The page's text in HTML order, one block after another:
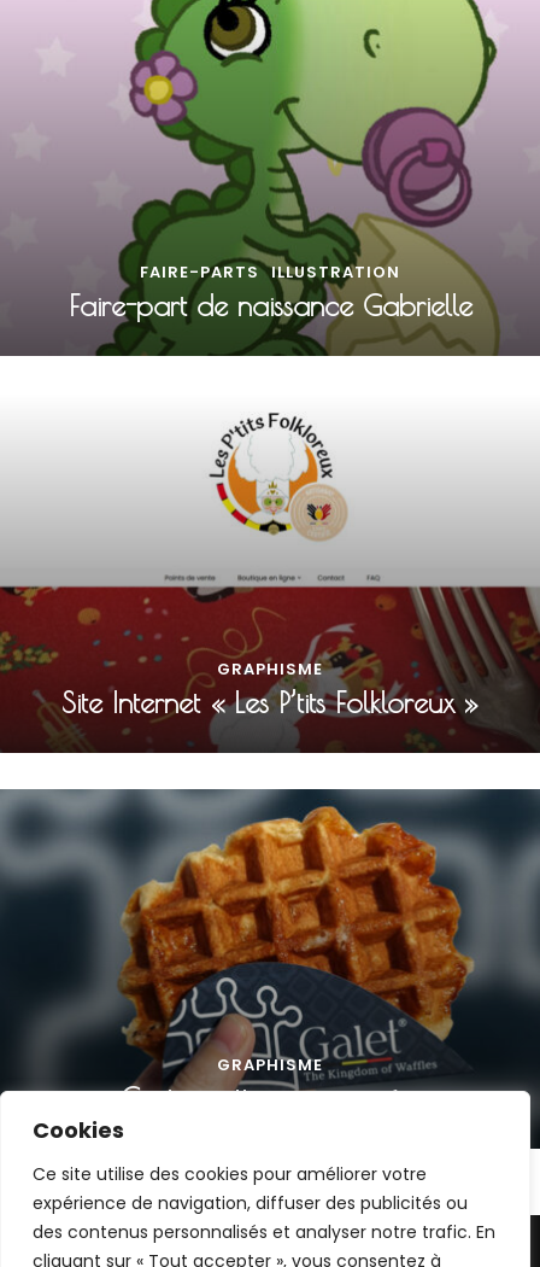
Cookies
Ce site utilise des cookies pour améliorer votre
expérience de navigation, diffuser des publicités ou
des contenus personnalisés et analyser notre trafic. En
cliquant sur « Tout accepter », vous consentez à
FAIRE-PARTS ILLUSTRATION
Faire-part de naissance Gabrielle
GRAPHISME
Site Internet « Les P’tits Folkloreux »
GRAPHISME
Cartonnette pour gaufre
2026 © Gaëlle Carlier | Les images présentes sur ce site